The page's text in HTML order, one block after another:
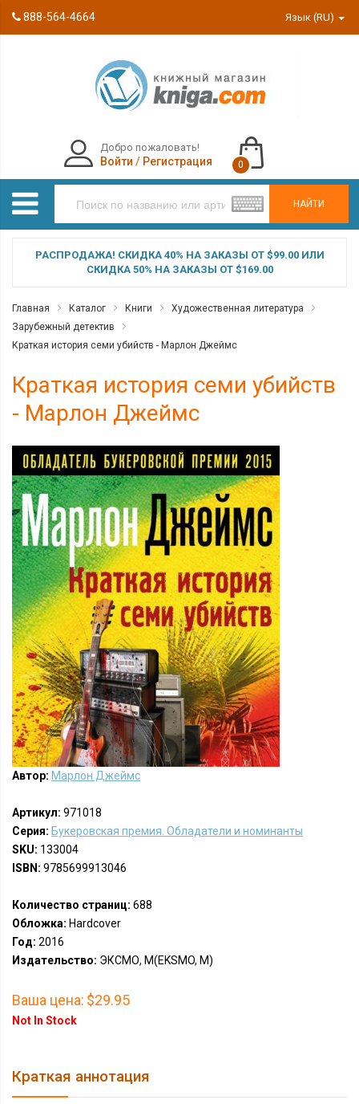
888-564-4664 Язык (RU)
НАЙТИ
Добро пожаловать!
Войти / Регистрация 0
РАСПРОДАЖА! СКИДКА 40% НА ЗАКАЗЫ ОТ $99.00 ИЛИ
СКИДКА 50% НА ЗАКАЗЫ ОТ $169.00
Главная Каталог Книги
Художественная литература
Зарубежный детектив
Краткая история семи убийств - Марлон Джеймс
Краткая история семи убийств
- Марлон Джеймс
Автор: Марлон Джеймс
Артикул: 971018
Серия: Букеровская премия. Обладатели и номинанты
SKU: 133004
ISBN: 9785699913046
Количество страниц: 688
Обложка: Hardcover
Год: 2016
Издательство: ЭКСМО, М(EKSMO, M)
Ваша цена: $29.95
Not In Stock
Краткая аннотация